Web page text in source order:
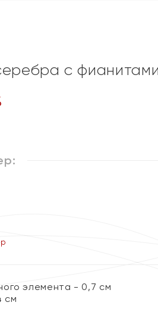
с фианитами
элемента - 0,7 см
см